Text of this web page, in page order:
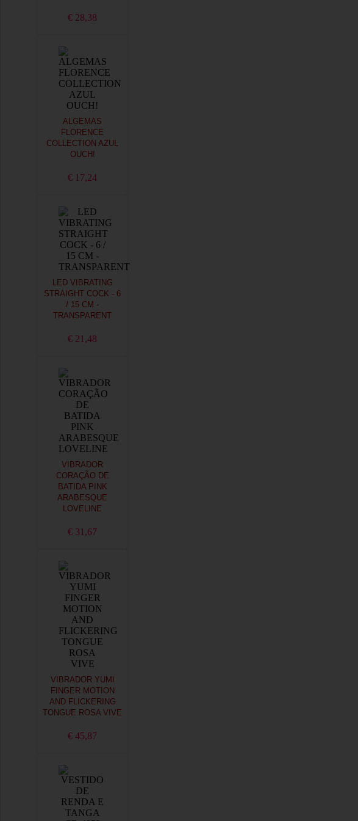
€ 28,38
ALGEMAS
FLORENCE
COLLECTION AZUL
OUCH!
€ 17,24
LED VIBRATING
STRAIGHT COCK - 6
/ 15 CM -
TRANSPARENT
€ 21,48
VIBRADOR
CORAÇÃO DE
BATIDA PINK
ARABESQUE
LOVELINE
€ 31,67
VIBRADOR YUMI
FINGER MOTION
AND FLICKERING
TONGUE ROSA VIVE
€ 45,87